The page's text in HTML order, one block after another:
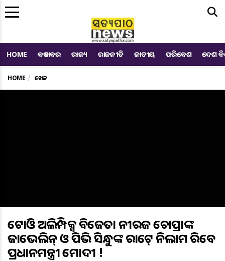
HOME ବଡ ଖବର ରାଜ୍ୟ ରାଜନୀତି ଜାତୀୟ ପରିବେଶ ଦେଶ
HOME ଖେଳ
ଟୋକିଓ ଅଲିମ୍ପିକ୍ସ ବିଜେତା ନୀରଜ ଚୋପ୍ରାଙ୍କ
ଜାଭେଲିନ୍ ଓ ପିଭି ସିନ୍ଧୁଙ୍କ ରାକେଟ୍ ନିଲାମ କରିବେ
ପ୍ରଧାନମନ୍ତ୍ରୀ ମୋଦୀ !